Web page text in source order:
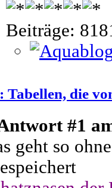
Beiträge:
Tabellen, die
#1
geht so